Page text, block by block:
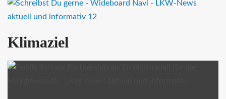
Klimaziel